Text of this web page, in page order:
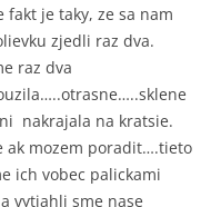
je taky, ze sa nam
zjedli raz dva.
raz dva
nakrajala na kratsie.
ak mozem poradit….tieto
ich vobec palickami
vytiahli sme nase